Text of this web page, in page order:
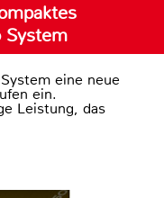
System
eine neue
ein.
Leistung, das